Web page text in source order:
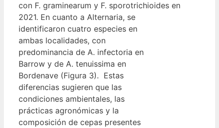
con F. graminearum y F. sporotrichioides en
2021. En cuanto a Alternaria, se
identificaron cuatro especies en
ambas localidades, con
predominancia de A. infectoria en
Barrow y de A. tenuissima en
Bordenave (Figura 3). Estas
diferencias sugieren que las
condiciones ambientales, las
prácticas agronómicas y la
composición de cepas presentes